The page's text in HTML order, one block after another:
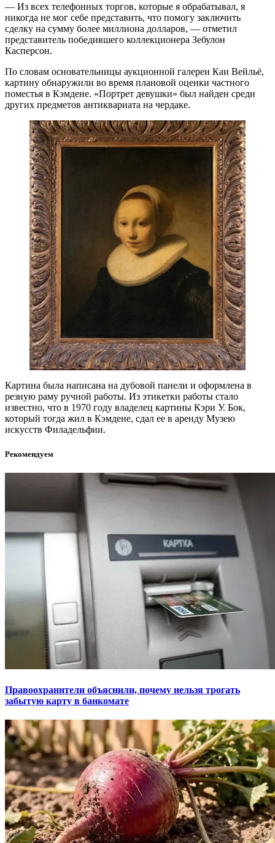
— Из всех телефонных торгов, которые я обрабатывал, я
никогда не мог себе представить, что помогу заключить
сделку на сумму более миллиона долларов, — отметил
представитель победившего коллекционера Зебулон
Касперсон.
По словам основательницы аукционной галереи Каи Вейльё,
картину обнаружили во время плановой оценки частного
поместья в Кэмдене. «Портрет девушки» был найден среди
других предметов антиквариата на чердаке.
Картина была написана на дубовой панели и оформлена в
резную раму ручной работы. Из этикетки работы стало
известно, что в 1970 году владелец картины Кэри У. Бок,
который тогда жил в Кэмдене, сдал ее в аренду Музею
искусств Филадельфии.
Рекомендуем
Правоохранители объяснили, почему нельзя трогать
забытую карту в банкомате